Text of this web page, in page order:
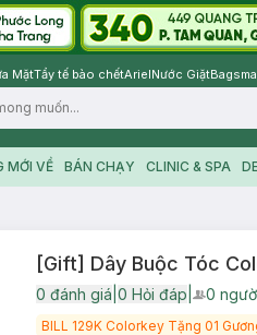
MặtTẩy tế bào chếtArielNước Giặt
MỚI VỀ BÁN CHẠY CLINIC & SPA
[Gift] Dây Buộc Tóc
0 đánh giá 0 Hỏi đáp User
0
BILL 129K